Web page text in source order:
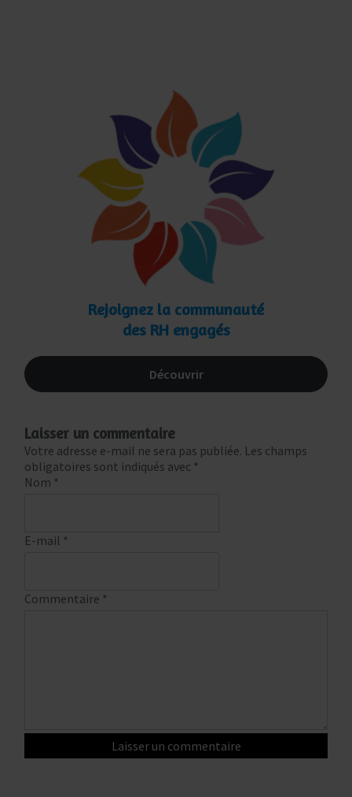
Rejoignez la communauté
des RH engagés
Découvrir
Laisser un commentaire
Votre adresse e-mail ne sera pas publiée. Les champs
obligatoires sont indiqués avec *
Commentaire *
Nom *
E-mail *